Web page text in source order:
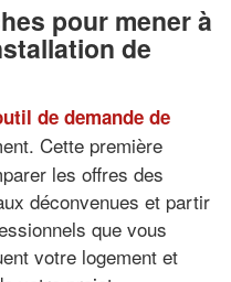
pour mener à
de
de demande de
Cette première
les offres des
déconvenues et partir
que vous
votre logement et